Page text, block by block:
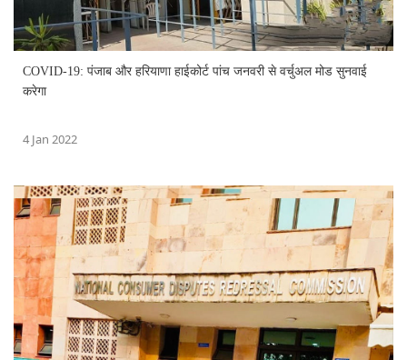
COVID-19: पंजाब और हरियाणा हाईकोर्ट पांच जनवरी से वर्चुअल मोड सुनवाई
करेगा
4 Jan 2022